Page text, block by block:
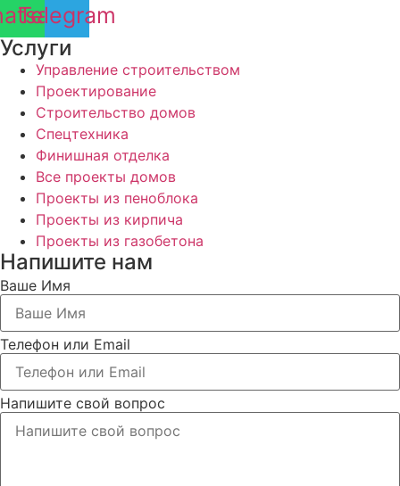
Telegram
Услуги
Управление строительством
Проектирование
Строительство домов
Спецтехника
Финишная отделка
Все проекты домов
Проекты из пеноблока
Проекты из кирпича
Проекты из газобетона
Напишите нам
Ваше Имя
Телефон или Email
Напишите свой вопрос